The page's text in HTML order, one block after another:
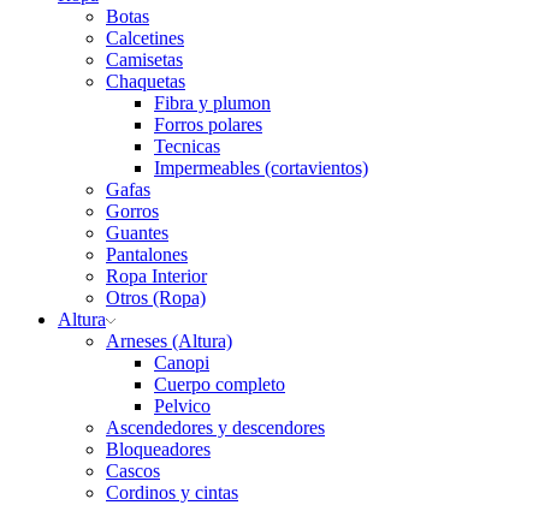
Botas
Calcetines
Camisetas
Chaquetas
Fibra y plumon
Forros polares
Tecnicas
Impermeables (cortavientos)
Gafas
Gorros
Guantes
Pantalones
Ropa Interior
Otros (Ropa)
Altura
Arneses (Altura)
Canopi
Cuerpo completo
Pelvico
Ascendedores y descendores
Bloqueadores
Cascos
Cordinos y cintas